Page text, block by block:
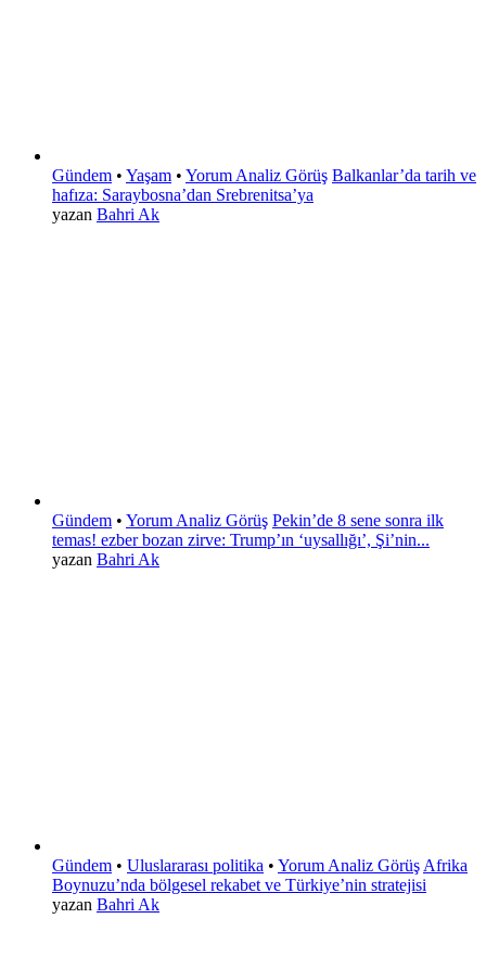
Gündem • Yaşam • Yorum Analiz Görüş Balkanlar’da tarih ve
hafıza: Saraybosna’dan Srebrenitsa’ya
yazan Bahri Ak
Gündem • Yorum Analiz Görüş Pekin’de 8 sene sonra ilk
temas! ezber bozan zirve: Trump’ın ‘uysallığı’, Şi’nin...
yazan Bahri Ak
Gündem • Uluslararası politika • Yorum Analiz Görüş Afrika
Boynuzu’nda bölgesel rekabet ve Türkiye’nin stratejisi
yazan Bahri Ak